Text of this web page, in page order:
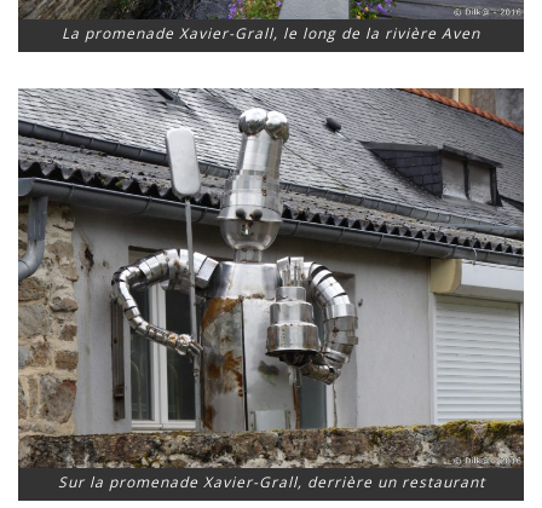
La promenade Xavier-Grall, le long de la rivière Aven
Sur la promenade Xavier-Grall, derrière un restaurant